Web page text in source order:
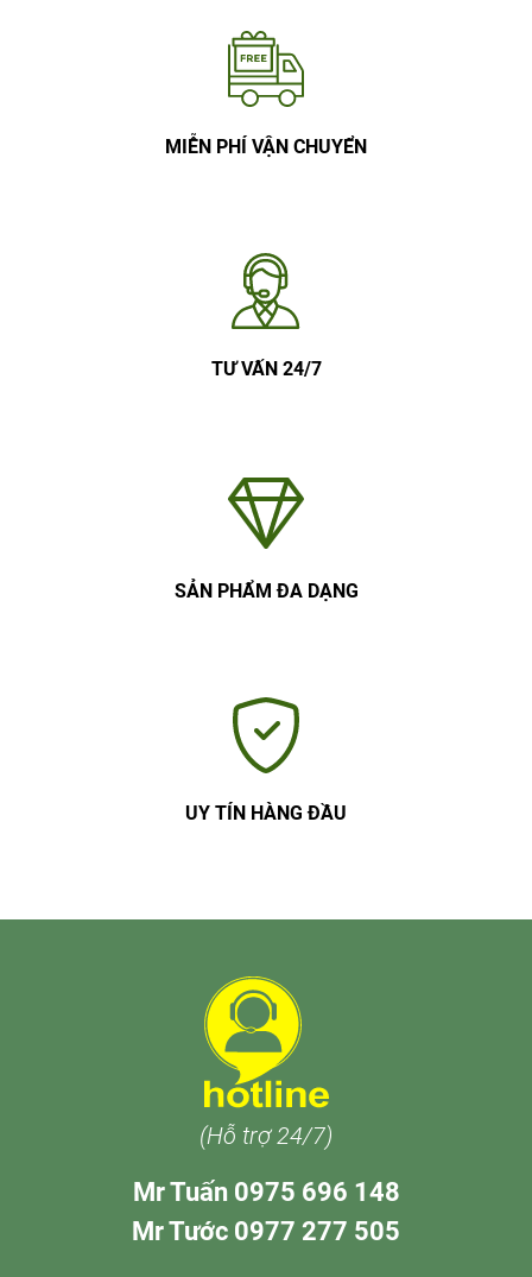
MIỄN PHÍ VẬN CHUYỂN
TƯ VẤN 24/7
SẢN PHẨM ĐA DẠNG
UY TÍN HÀNG ĐẦU
(Hỗ trợ 24/7)
Mr Tuấn 0975 696 148
Mr Tước 0977 277 505